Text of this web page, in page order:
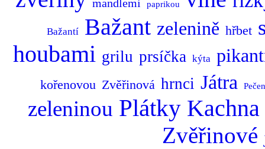
mandlemi paprikou
Bažantí Bažant zelenině hřbet
houbami grilu prsíčka kýta
kořenovou Zvěřinová hrnci Játra
zeleninou Plátky Kachna
Zvěřinové